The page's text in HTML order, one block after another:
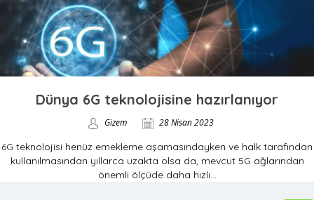
Dünya 6G teknolojisine hazırlanıyor
Gizem 28 Nisan 2023
6G teknolojisi henüz emekleme aşamasındayken ve halk tarafından
kullanılmasından yıllarca uzakta olsa da, mevcut 5G ağlarından
önemli ölçüde daha hızlı...